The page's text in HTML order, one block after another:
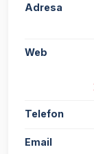
Adresa
Web
Telefon
Email